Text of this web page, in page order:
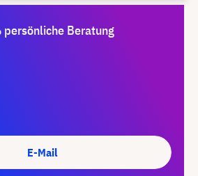
persönliche Beratung
E-Mail